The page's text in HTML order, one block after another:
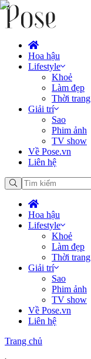
Hoa hậu
Lifestyle
Khoẻ
Làm đẹp
Thời trang
Giải trí
Sao
Phim ảnh
TV show
Về Pose.vn
Liên hệ
Hoa hậu
Lifestyle
Khoẻ
Làm đẹp
Thời trang
Giải trí
Sao
Phim ảnh
TV show
Về Pose.vn
Liên hệ
Trang chủ